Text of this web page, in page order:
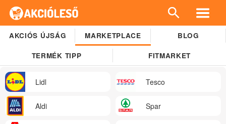
AKCIÓS ÚJSÁG MARKETPLACE BLOG
TERMÉK TIPP FITMARKET
Lidl Tesco
Aldi Spar